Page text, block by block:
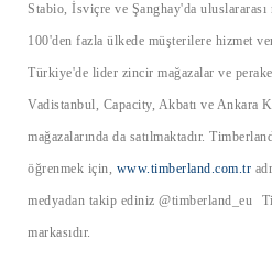
Stabio, İsviçre ve Şanghay'da uluslararası
100'den fazla ülkede müşterilere hizmet
Türkiye'de lider zincir mağazalar ve
Vadistanbul, Capacity, Akbatı ve Ankara
mağazalarında da satılmaktadır.
öğrenmek için, www.timberland.com.tr
medyadan takip ediniz @timberland_eu
markasıdır.